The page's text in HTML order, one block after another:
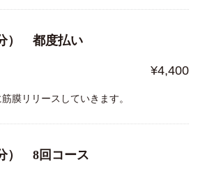
） 都度払い
¥4,400
膜リリースしていきます。
） 8回コース